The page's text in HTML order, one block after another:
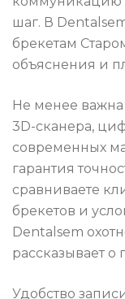
шаг. В
брекетам
объяснения и
Не менее
3D-сканера,
современных
гарантия
сравниваете
брекетов и
Dentalsem
рассказывает
Удобство